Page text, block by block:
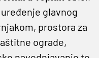
glavnog
prostora za
ograde,